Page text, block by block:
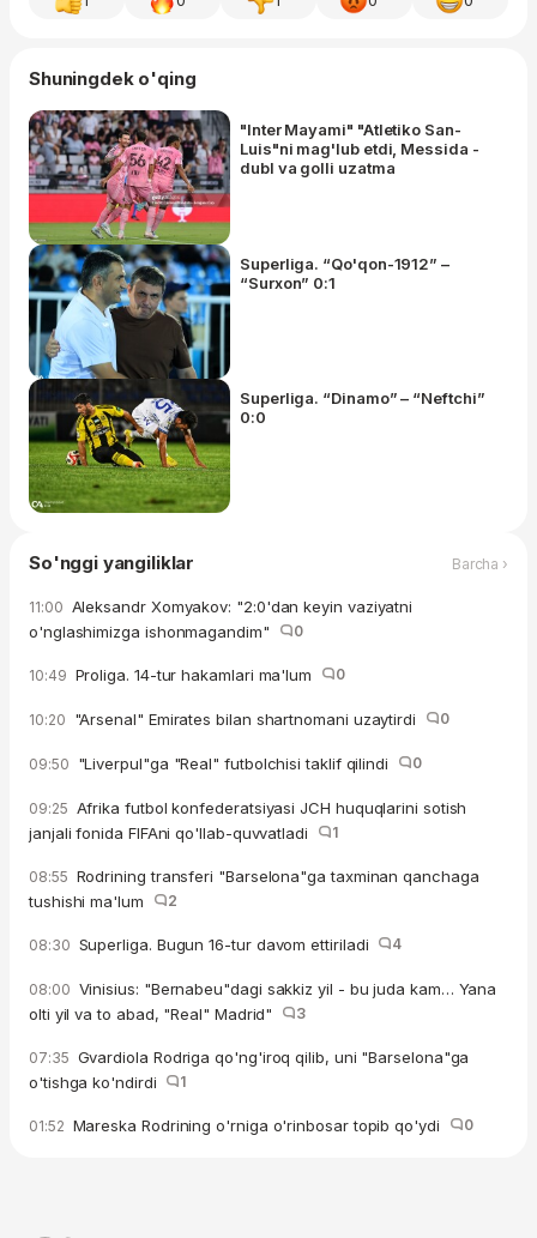
Shuningdek o'qing
"Inter Mayami" "Atletiko San-
Luis"ni mag'lub etdi, Messida -
dubl va golli uzatma
Superliga. “Qo'qon-1912” –
“Surxon” 0:1
Superliga. “Dinamo” – “Neftchi”
0:0
So'nggi yangiliklar Barcha ›
11:00 Aleksandr Xomyakov: "2:0'dan keyin vaziyatni
o'nglashimizga ishonmagandim"
0
10:49 Proliga. 14-tur hakamlari ma'lum 0
10:20 "Arsenal" Emirates bilan shartnomani uzaytirdi 0
09:50 "Liverpul"ga "Real" futbolchisi taklif qilindi 0
09:25 Afrika futbol konfederatsiyasi JCH huquqlarini sotish
janjali fonida FIFAni qo'llab-quvvatladi
1
08:55 Rodrining transferi "Barselona"ga taxminan qanchaga
tushishi ma'lum
2
08:30 Superliga. Bugun 16-tur davom ettiriladi 4
08:00 Vinisius: "Bernabeu"dagi sakkiz yil - bu juda kam… Yana
olti yil va to abad, "Real" Madrid"
3
07:35 Gvardiola Rodriga qo'ng'iroq qilib, uni "Barselona"ga
o'tishga ko'ndirdi
1
01:52 Mareska Rodrining o'rniga o'rinbosar topib qo'ydi 0